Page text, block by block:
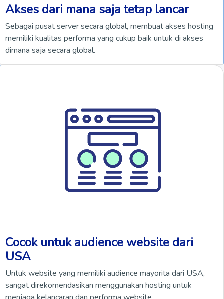
Akses dari mana saja tetap lancar
Sebagai pusat server secara global, membuat akses hosting
memiliki kualitas performa yang cukup baik untuk di akses
dimana saja secara global.
Cocok untuk audience website dari
USA
Untuk website yang memiliki audience mayorita dari USA,
sangat direkomendasikan menggunakan hosting untuk